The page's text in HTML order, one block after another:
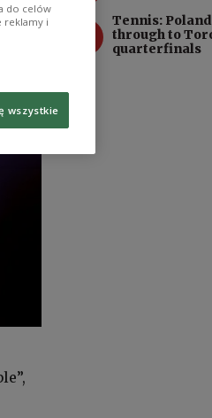
Tennis:
through to
quarterfinals
do celów
reklamy i
wszystkie